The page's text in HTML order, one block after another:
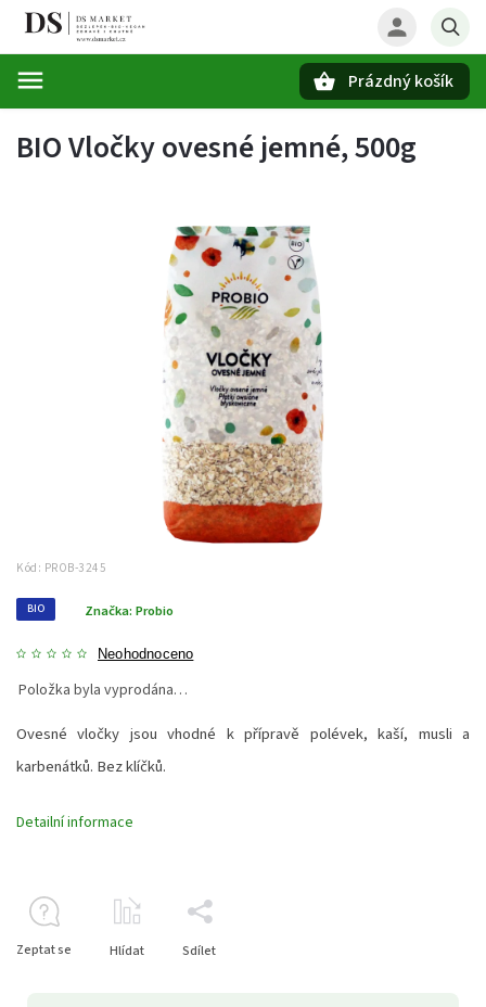
Prázdný košík
BIO Vločky ovesné jemné, 500g
Kód: PROB-3245
BIO
Neohodnoceno
Značka: Probio
Položka byla vyprodána…
Ovesné vločky jsou vhodné k přípravě polévek, kaší, musli a
karbenátků. Bez klíčků.
Detailní informace
Zeptat se Hlídat Sdílet